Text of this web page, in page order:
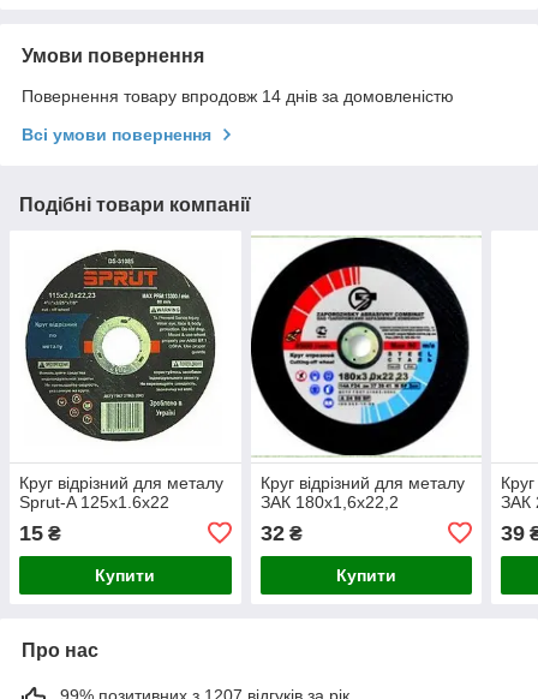
Умови повернення
Повернення товару впродовж 14 днів за домовленістю
Всі умови повернення
Подібні товари компанії
Круг відрізний для металу
Sprut-A 125х1.6х22
15 ₴
Купити
Круг відрізний для металу
ЗАК 180х1,6х22,2
32₴
Купити
ЗАК
39
Про нас